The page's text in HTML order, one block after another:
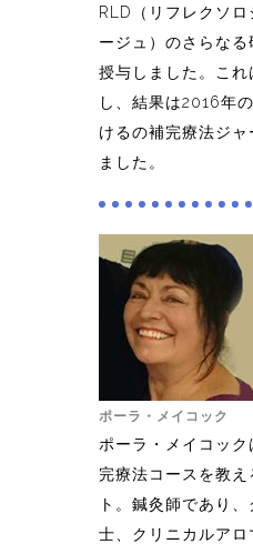
RLD（リフレクソ
ージュ）のさらな
授与しました。これ
し、結果は2016年
けるの補完療法ジ
ました。
ポーラ・メイコック
ポーラ・メイコッ
完療法コースを教
ト。鍼灸師であり
士、クリニカルア